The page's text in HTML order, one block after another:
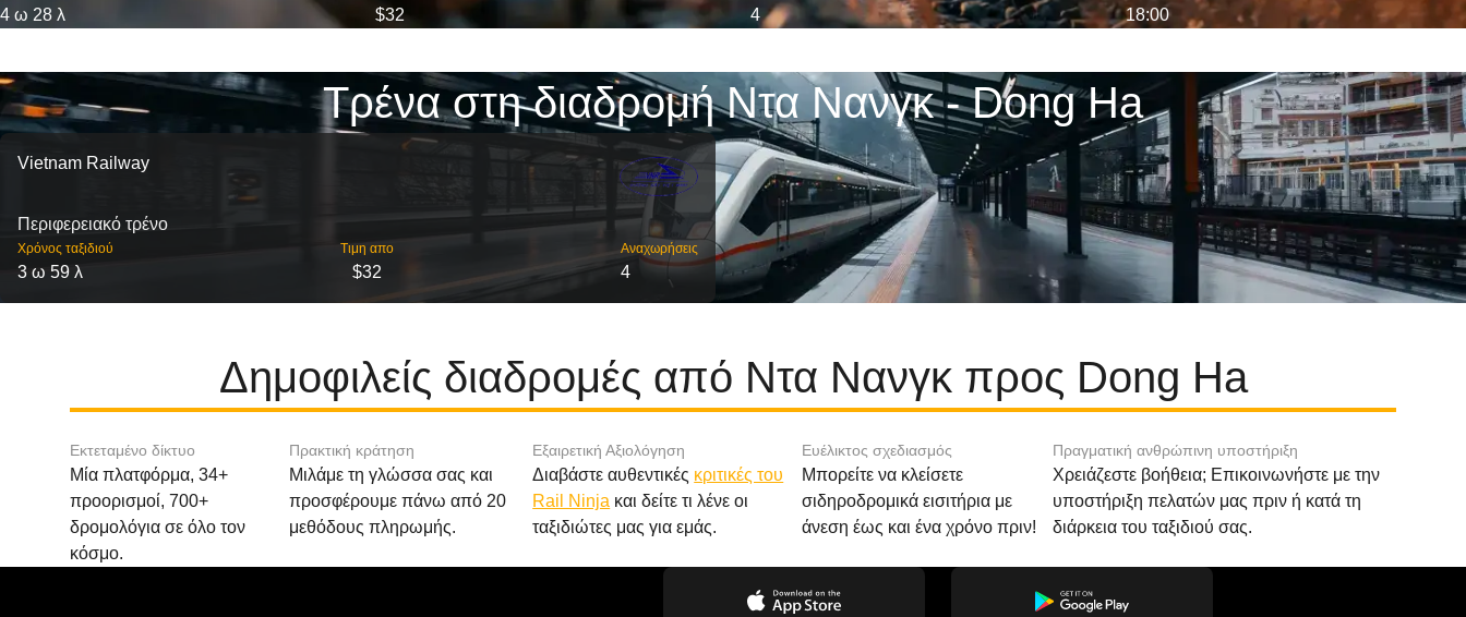
4 ω 28 λ $32 4 18:00
Τρένα στη διαδρομή Ντα Νανγκ - Dong Ha
Vietnam Railway
Περιφερειακό τρένο
Χρόνος ταξιδιού
3 ω 59 λ
Τιμη απο
$32
Αναχωρήσεις
4
Δημοφιλείς διαδρομές από Ντα Νανγκ προς Dong Ha
Εκτεταμένο δίκτυο
Μία πλατφόρμα, 34+
προορισμοί, 700+
δρομολόγια σε όλο τον
κόσμο.
Πρακτική κράτηση
Μιλάμε τη γλώσσα σας και
προσφέρουμε πάνω από 20
μεθόδους πληρωμής.
Εξαιρετική Αξιολόγηση
Διαβάστε αυθεντικές κριτικές του
Rail Ninja και δείτε τι λένε οι
ταξιδιώτες μας για εμάς.
Ευέλικτος σχεδιασμός
Μπορείτε να κλείσετε
σιδηροδρομικά εισιτήρια με
άνεση έως και ένα χρόνο πριν!
Πραγματική ανθρώπινη υποστήριξη
Χρειάζεστε βοήθεια; Επικοινωνήστε με την
υποστήριξη πελατών μας πριν ή κατά τη
διάρκεια του ταξιδιού σας.